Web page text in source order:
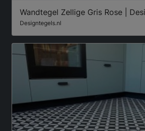
Wandtegel Zellige Gris Rose |
Designtegels.nl